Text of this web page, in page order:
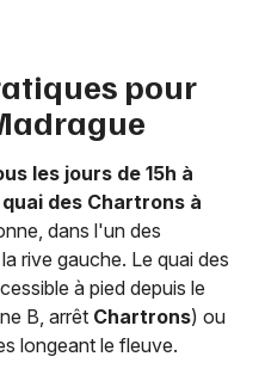
pour
les jours de 15h à
quai des Chartrons à
dans l'un des
rive gauche. Le quai des
à pied depuis le
B, arrêt Chartrons) ou
longeant le fleuve.